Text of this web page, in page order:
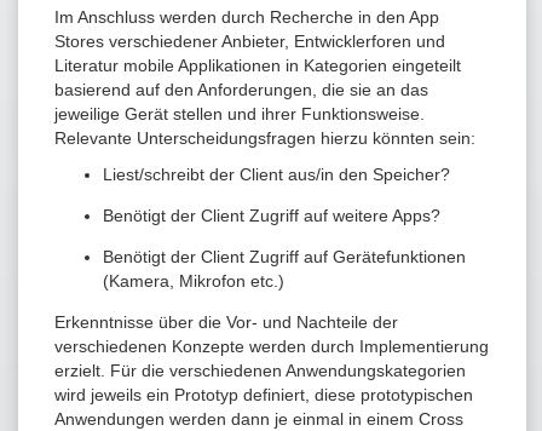
Im Anschluss werden durch Recherche in den App
Stores verschiedener Anbieter, Entwicklerforen und
Literatur mobile Applikationen in Kategorien eingeteilt
basierend auf den Anforderungen, die sie an das
jeweilige Gerät stellen und ihrer Funktionsweise.
Relevante Unterscheidungsfragen hierzu könnten sein:
Liest/schreibt der Client aus/in den Speicher?
Benötigt der Client Zugriff auf weitere Apps?
Benötigt der Client Zugriff auf Gerätefunktionen
(Kamera, Mikrofon etc.)
Erkenntnisse über die Vor- und Nachteile der
verschiedenen Konzepte werden durch Implementierung
erzielt. Für die verschiedenen Anwendungskategorien
wird jeweils ein Prototyp definiert, diese prototypischen
Anwendungen werden dann je einmal in einem Cross